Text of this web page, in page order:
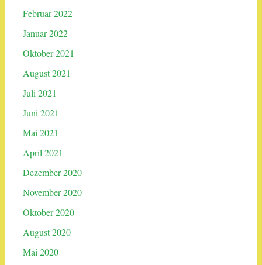
Februar 2022
Januar 2022
Oktober 2021
August 2021
Juli 2021
Juni 2021
Mai 2021
April 2021
Dezember 2020
November 2020
Oktober 2020
August 2020
Mai 2020